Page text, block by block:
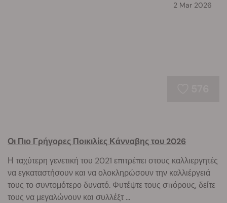
2 Mar 2026
Οι Πιο Γρήγορες Ποικιλίες Κάνναβης του 2026
Η ταχύτερη γενετική του 2021 επιτρέπει στους καλλιεργητές
να εγκαταστήσουν και να ολοκληρώσουν την καλλιέργειά
τους το συντομότερο δυνατό. Φυτέψτε τους σπόρους, δείτε
τους να μεγαλώνουν και συλλέξτ ...